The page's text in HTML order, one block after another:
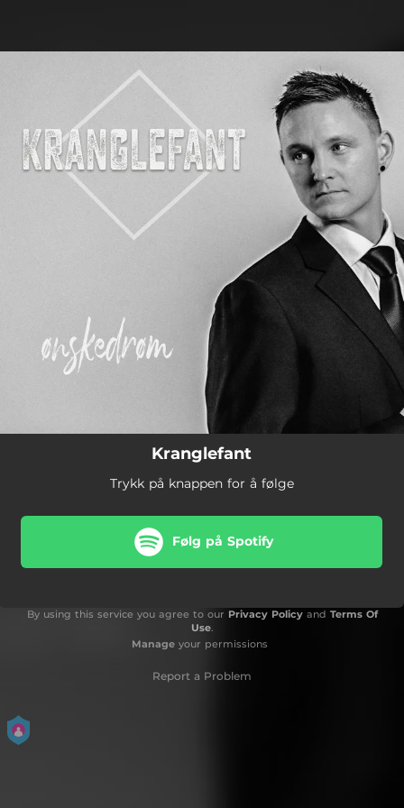
You're all set!
Kranglefant
Trykk på knappen for å følge
Følg på Spotify
By using this service you agree to our Privacy Policyand Terms Of
Use.
Manageyour permissions
Report a Problem